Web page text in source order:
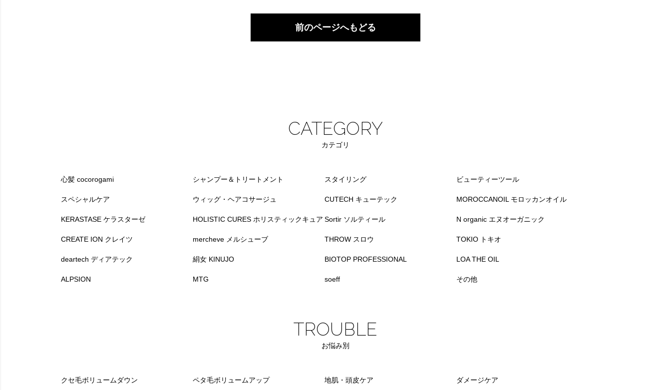
前のページへもどる
CATEGORY
カテゴリ
心髪 cocorogami シャンプー＆トリートメント スタイリング ビューティーツール
スペシャルケア ウィッグ・ヘアコサージュ CUTECH キューテック MOROCCANOIL モロッカンオイル
KERASTASE ケラスターゼ HOLISTIC CURES ホリスティックキュア Sortir ソルティール N organic エヌオーガニック
CREATE ION クレイツ mercheve メルシューブ THROW スロウ TOKIO トキオ
deartech ディアテック 絹女 KINUJO BIOTOP PROFESSIONAL LOA THE OIL
ALPSION MTG soeff その他
TROUBLE
お悩み別
クセ毛ボリュームダウン ペタ毛ボリュームアップ 地肌・頭皮ケア ダメージケア